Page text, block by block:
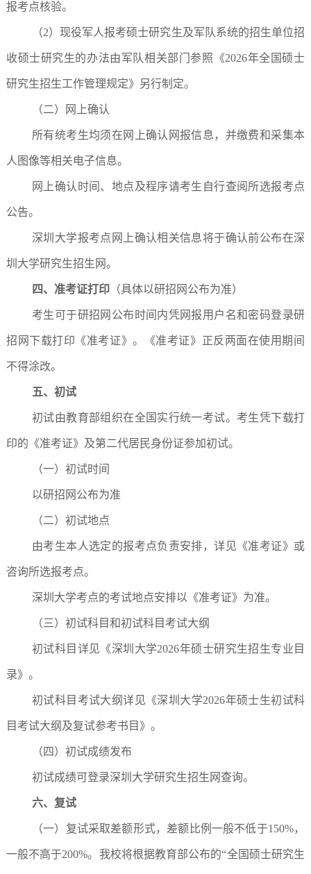
报考点核验。
（2）现役军人报考硕士研究生及军队系统的招生单位招
收硕士研究生的办法由军队相关部门参照《2026年全国硕士
研究生招生工作管理规定》另行制定。
（二）网上确认
所有统考生均须在网上确认网报信息，并缴费和采集本
人图像等相关电子信息。
网上确认时间、地点及程序请考生自行查阅所选报考点
公告。
深圳大学报考点网上确认相关信息将于确认前公布在深
圳大学研究生招生网。
四、准考证打印（具体以研招网公布为准）
考生可于研招网公布时间内凭网报用户名和密码登录研
招网下载打印《准考证》。《准考证》正反两面在使用期间
不得涂改。
五、初试
初试由教育部组织在全国实行统一考试。考生凭下载打
印的《准考证》及第二代居民身份证参加初试。
（一）初试时间
以研招网公布为准
（二）初试地点
由考生本人选定的报考点负责安排，详见《准考证》或
咨询所选报考点。
深圳大学考点的考试地点安排以《准考证》为准。
（三）初试科目和初试科目考试大纲
初试科目详见《深圳大学2026年硕士研究生招生专业目
录》。
初试科目考试大纲详见《深圳大学2026年硕士生初试科
目考试大纲及复试参考书目》。
（四）初试成绩发布
初试成绩可登录深圳大学研究生招生网查询。
六、复试
（一）复试采取差额形式，差额比例一般不低于150%，
一般不高于200%。我校将根据教育部公布的“全国硕士研究生